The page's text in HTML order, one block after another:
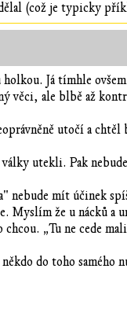
(což je typicky
Já tímhle
věci, ale blbě až
utočí a chtěl
války utekli. Pak
nebude mít účinek
Myslím že u nácků a
„Tu ne cede
někdo do toho